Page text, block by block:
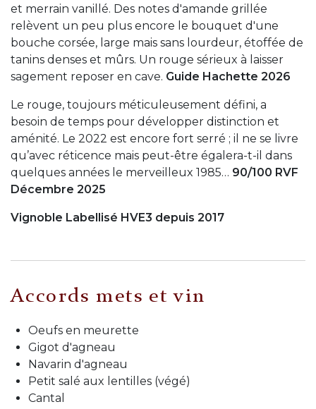
et merrain vanillé. Des notes d'amande grillée
relèvent un peu plus encore le bouquet d'une
bouche corsée, large mais sans lourdeur, étoffée de
tanins denses et mûrs. Un rouge sérieux à laisser
sagement reposer en cave. Guide Hachette 2026
Le rouge, toujours méticuleusement défini, a
besoin de temps pour développer distinction et
aménité. Le 2022 est encore fort serré ; il ne se livre
qu’avec réticence mais peut-être égalera-t-il dans
quelques années le merveilleux 1985… 90/100 RVF
Décembre 2025
Vignoble Labellisé HVE3 depuis 2017
Accords mets et vin
Oeufs en meurette
Gigot d'agneau
Navarin d'agneau
Petit salé aux lentilles (végé)
Cantal